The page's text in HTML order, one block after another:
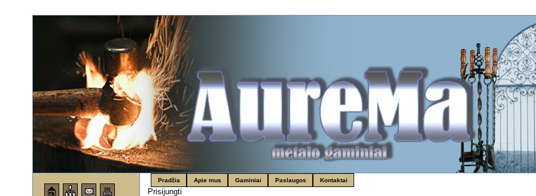
Pradžia Apie mus Gaminiai Paslaugos Kontaktai
Prisijungti